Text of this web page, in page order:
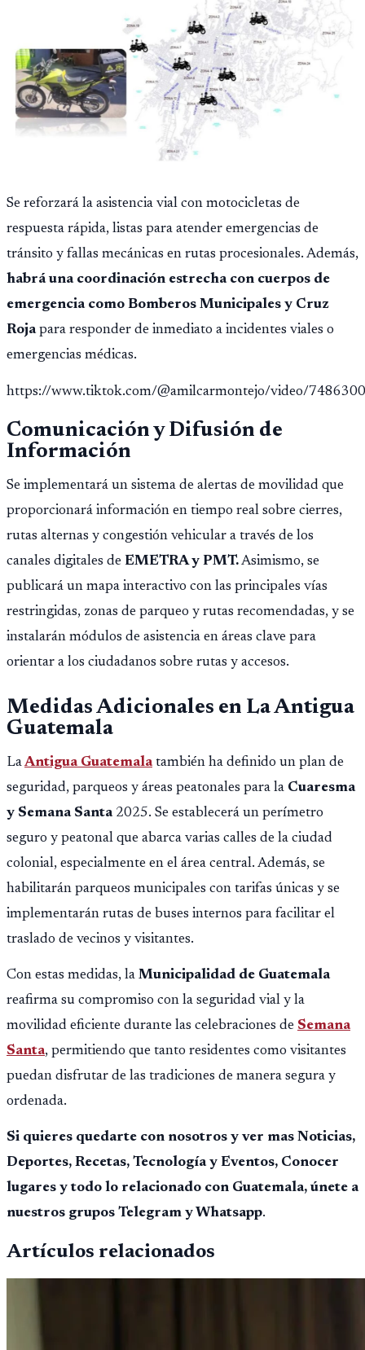
Se reforzará la asistencia vial con motocicletas de
respuesta rápida, listas para atender emergencias de
tránsito y fallas mecánicas en rutas procesionales. Además,
habrá una coordinación estrecha con cuerpos de
emergencia como Bomberos Municipales y Cruz
Rojapara responder de inmediato a incidentes viales o
emergencias médicas.
https://www.tiktok.com/@amilcarmontejo/video/
Comunicación y Difusión de
Información
Se implementará un sistema de alertas de movilidad que
proporcionará información en tiempo real sobre cierres,
rutas alternas y congestión vehicular a través de los
canales digitales de EMETRA y PMT.Asimismo, se
publicará un mapa interactivo con las principales vías
restringidas, zonas de parqueo y rutas recomendadas, y se
instalarán módulos de asistencia en áreas clave para
orientar a los ciudadanos sobre rutas y accesos.
Medidas Adicionales en La Antigua
Guatemala
LaAntigua Guatemalatambién ha definido un plan de
seguridad, parqueos y áreas peatonales para la Cuaresma
y Semana Santa 2025. Se establecerá un perímetro
seguro y peatonal que abarca varias calles de la ciudad
colonial, especialmente en el área central. Además, se
habilitarán parqueos municipales con tarifas únicas y se
implementarán rutas de buses internos para facilitar el
traslado de vecinos y visitantes.
Con estas medidas, la Municipalidad de Guatemala
reafirma su compromiso con la seguridad vial y la
movilidad eficiente durante las celebraciones de Semana
Santa, permitiendo que tanto residentes como visitantes
puedan disfrutar de las tradiciones de manera segura y
ordenada.
Si quieres quedarte con nosotros y ver mas Noticias,
Deportes, Recetas, Tecnología y Eventos, Conocer
lugares y todo lo relacionado con Guatemala, únete a
nuestros grupos Telegram y Whatsapp.
Artículos relacionados